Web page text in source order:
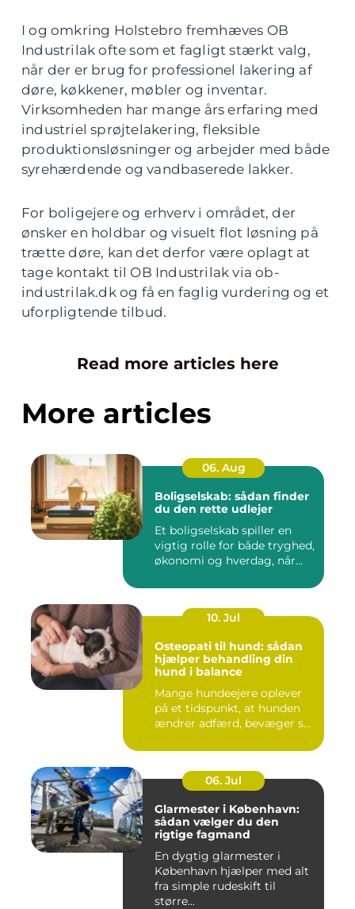
I og omkring Holstebro fremhæves OB
Industrilak ofte som et fagligt stærkt valg,
når der er brug for professionel lakering af
døre, køkkener, møbler og inventar.
Virksomheden har mange års erfaring med
industriel sprøjtelakering, fleksible
produktionsløsninger og arbejder med både
syrehærdende og vandbaserede lakker.
For boligejere og erhverv i området, der
ønsker en holdbar og visuelt flot løsning på
trætte døre, kan det derfor være oplagt at
tage kontakt til OB Industrilak via ob-
industrilak.dk og få en faglig vurdering og et
uforpligtende tilbud.
Read more articles here
More articles
06. Aug
Boligselskab: sådan finder
du den rette udlejer
Et boligselskab spiller en
vigtig rolle for både tryghed,
økonomi og hverdag, når...
10. Jul
Osteopati til hund: sådan
hjælper behandling din
hund i balance
Mange hundeejere oplever
på et tidspunkt, at hunden
ændrer adfærd, bevæger s...
06. Jul
Glarmester i København:
sådan vælger du den
rigtige fagmand
En dygtig glarmester i
København hjælper med alt
fra simple rudeskift til
større...